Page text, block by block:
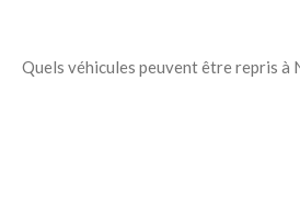
Quels véhicules peuvent être repris à